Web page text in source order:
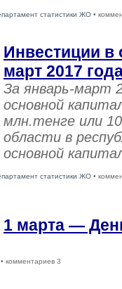
статистики ЖО •
Инвестиции в
март 2017
За январь-март
основной
млн.тенге или
области в
основной
статистики ЖО •
1 марта —
• комментариев 3